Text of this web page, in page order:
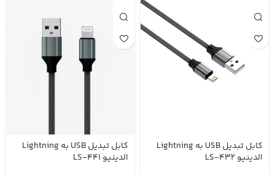
کابل تبدیل USB به Lightning
الدینیو LS-432
کابل تبدیل USB به Lightning
الدینیو LS-441